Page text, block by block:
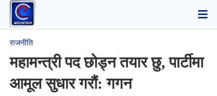
राजनीति
महामन्त्री पद छोड्न तयार छु, पार्टीमा
आमूल सुधार गरौं: गगन